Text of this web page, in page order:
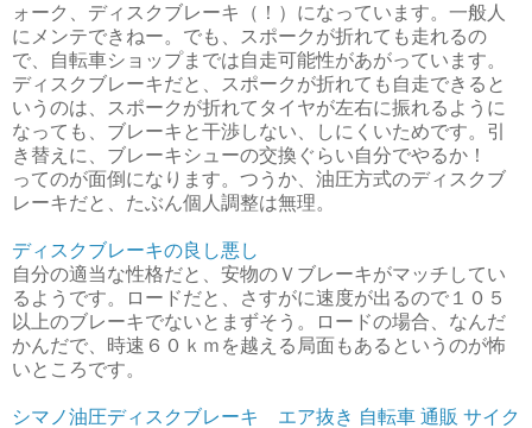
ォーク、ディスクブレーキ（！）になっています。一般人
にメンテできねー。でも、スポークが折れても走れるの
で、自転車ショップまでは自走可能性があがっています。
ディスクブレーキだと、スポークが折れても自走できると
いうのは、スポークが折れてタイヤが左右に振れるように
なっても、ブレーキと干渉しない、しにくいためです。引
き替えに、ブレーキシューの交換ぐらい自分でやるか！
ってのが面倒になります。つうか、油圧方式のディスクブ
レーキだと、たぶん個人調整は無理。
ディスクブレーキの良し悪し
自分の適当な性格だと、安物のＶブレーキがマッチしてい
るようです。ロードだと、さすがに速度が出るので１０５
以上のブレーキでないとまずそう。ロードの場合、なんだ
かんだで、時速６０ｋｍを越える局面もあるというのが怖
いところです。
シマノ油圧ディスクブレーキ エア抜き 自転車 通販 サイク